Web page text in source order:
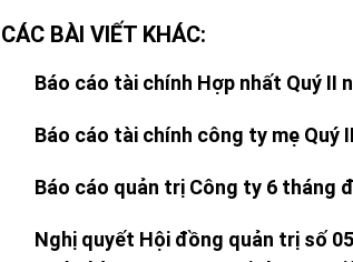
CÁC BÀI VIẾT KHÁC:
Báo cáo tài chính Hợp nhất Quý II
Báo cáo tài chính công ty mẹ Quý
Báo cáo quản trị Công ty 6 tháng
Nghị quyết Hội đồng quản trị số